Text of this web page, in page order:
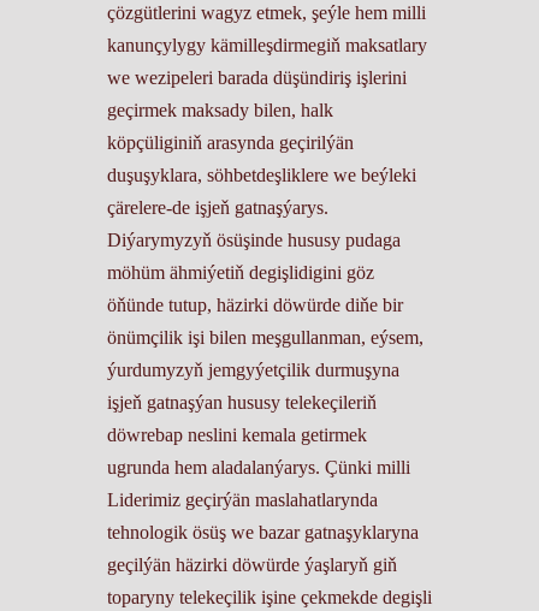
çözgütlerini wagyz etmek, şeýle hem milli
kanunçylygy kämilleşdirmegiň maksatlary
we wezipeleri barada düşündiriş işlerini
geçirmek maksady bilen, halk
köpçüliginiň arasynda geçirilýän
duşuşyklara, söhbetdeşliklere we beýleki
çärelere-de işjeň gatnaşýarys.
Diýarymyzyň ösüşinde hususy pudaga
möhüm ähmiýetiň degişlidigini göz
öňünde tutup, häzirki döwürde diňe bir
önümçilik işi bilen meşgullanman, eýsem,
ýurdumyzyň jemgyýetçilik durmuşyna
işjeň gatnaşýan hususy telekeçileriň
döwrebap neslini kemala getirmek
ugrunda hem aladalanýarys. Çünki milli
Liderimiz geçirýän maslahatlarynda
tehnologik ösüş we bazar gatnaşyklaryna
geçilýän häzirki döwürde ýaşlaryň giň
toparyny telekeçilik işine çekmekde degişli